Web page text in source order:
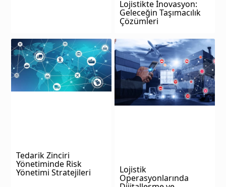
Lojistikte İnovasyon:
Geleceğin Taşımacılık
Çözümleri
Tedarik Zinciri
Yönetiminde Risk
Yönetimi Stratejileri Lojistik
Operasyonlarında